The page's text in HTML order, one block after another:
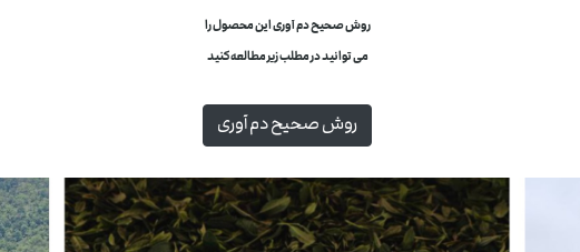
روش صحیح دم آوری این محصول را
می توانیددرمطلب زیر مطالعه کنید
روش صحیح دم آوری